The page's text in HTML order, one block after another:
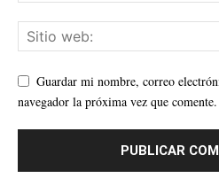
Guardar mi nombre, correo
navegador la próxima vez que comente.